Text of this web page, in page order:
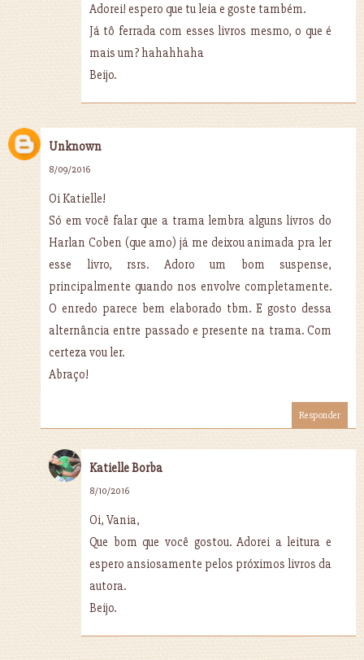
Adorei! espero que tu leia e goste também.
Já tô ferrada com esses livros mesmo, o que é
mais um? hahahhaha
Beijo.
Unknown
8/09/2016
Oi Katielle!
Só em você falar que a trama lembra alguns livros do
Harlan Coben (que amo) já me deixou animada pra ler
esse livro, rsrs. Adoro um bom suspense,
principalmente quando nos envolve completamente.
O enredo parece bem elaborado tbm. E gosto dessa
alternância entre passado e presente na trama. Com
certeza vou ler.
Abraço!
Responder
Katielle Borba
8/10/2016
Oi, Vania,
Que bom que você gostou. Adorei a leitura e
espero ansiosamente pelos próximos livros da
autora.
Beijo.